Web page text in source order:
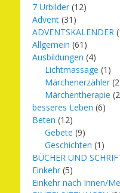
7 Urbilder (12)
Advent (31)
ADVENTSKALENDER
Allgemein (61)
Ausbildungen (4)
Lichtmassage (1)
Märchenerzähler
Märchentherapie
besseres Leben (6)
Beten (12)
Gebete (9)
Geschichten (1)
BÜCHER UND
Einkehr (5)
Einkehr nach Innen/